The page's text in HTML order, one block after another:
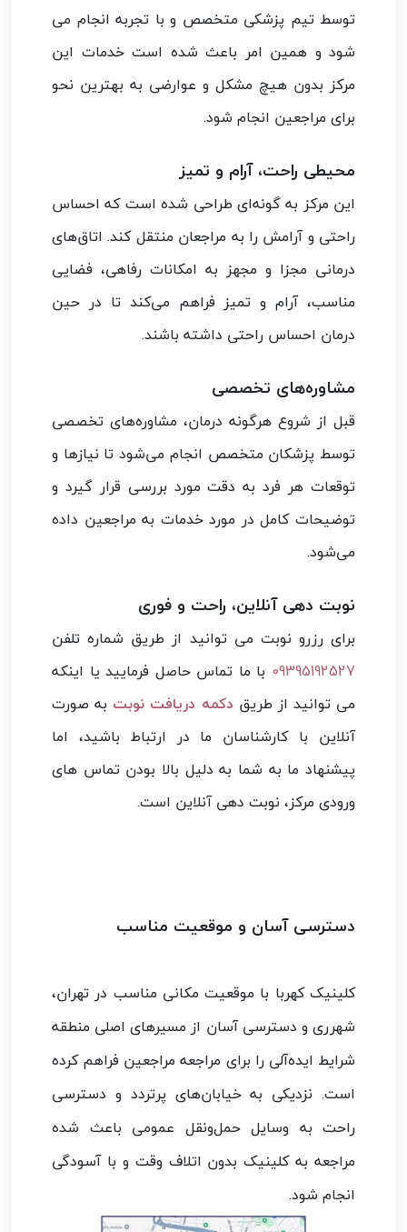
توسط تیم پزشکی متخصص و با تجربه انجام می
شود و همین امر باعث شده است خدمات این
مرکز بدون هیچ مشکل و عوارضی به بهترین نحو
برای مراجعین انجام شود.
محیطی راحت، آرام و تمیز
این مرکز به گونه‌ای طراحی شده است که احساس
راحتی و آرامش را به مراجعان منتقل کند. اتاق‌های
درمانی مجزا و مجهز به امکانات رفاهی، فضایی
مناسب، آرام و تمیز فراهم می‌کند تا در حین
درمان احساس راحتی داشته باشند.
مشاوره‌های تخصصی
قبل از شروع هرگونه درمان، مشاوره‌های تخصصی
توسط پزشکان متخصص انجام می‌شود تا نیازها و
توقعات هر فرد به دقت مورد بررسی قرار گیرد و
توضیحات کامل در مورد خدمات به مراجعین داده
می‌شود.
نوبت دهی آنلاین، راحت و فوری
برای رزرو نوبت می توانید از طریق شماره تلفن
09395192527 با ما تماس حاصل فرمایید یا اینکه
می توانید از طریق دکمه دریافت نوبت به صورت
آنلاین با کارشناسان ما در ارتباط باشید، اما
پیشنهاد ما به شما به دلیل بالا بودن تماس های
ورودی مرکز، نوبت دهی آنلاین است.
دسترسی آسان و موقعیت مناسب
کلینیک کهربا با موقعیت مکانی مناسب در تهران،
شهرری و دسترسی آسان از مسیرهای اصلی منطقه
شرایط ایده‌آلی را برای مراجعه مراجعین فراهم کرده
است. نزدیکی به خیابان‌های پرتردد و دسترسی
راحت به وسایل حمل‌ونقل عمومی باعث شده
مراجعه به کلینیک بدون اتلاف وقت و با آسودگی
انجام شود.